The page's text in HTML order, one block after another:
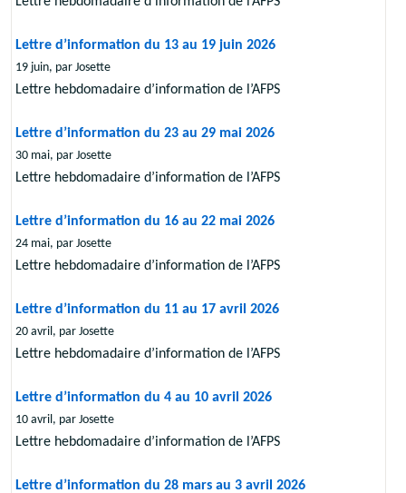
Lettre d’information du 13 au 19 juin 2026
19 juin, par Josette
Lettre hebdomadaire d’information de l’AFPS
Lettre d’information du 23 au 29 mai 2026
30 mai, par Josette
Lettre hebdomadaire d’information de l’AFPS
Lettre d’information du 16 au 22 mai 2026
24 mai, par Josette
Lettre hebdomadaire d’information de l’AFPS
Lettre d’information du 11 au 17 avril 2026
20 avril, par Josette
Lettre hebdomadaire d’information de l’AFPS
Lettre d’information du 4 au 10 avril 2026
10 avril, par Josette
Lettre hebdomadaire d’information de l’AFPS
Lettre d’information du 28 mars au 3 avril 2026